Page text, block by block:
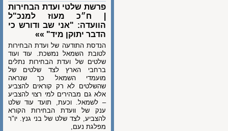
פרשת שלטי ועדת הבחירות
| ח״כ מעוז למנכ"ל
הוועדה: "אני שב ודורש כי
הדבר יתוקן מיד" »»
הנדסת התודעה של ועדת הבחירות
לטובת השמאל נמשכת. עוד ועוד
שלטים של ועדת הבחירות נתלים
ברחבי הארץ לצד שלטים של
מועמדי השמאל כך שנראה
שהשלטים לא רק קוראים להצביע
אלא גם מבהירים למי רצוי להצביע
– לשמאל. וכעת, תועד עוד שלט
ענק של וועדת הבחירות הקורא
להצביע, לצד שלט של בני גנץ. יו"ר
מפלגת נעם,